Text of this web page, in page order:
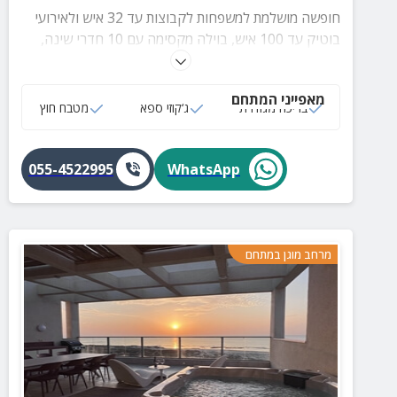
חופשה מושלמת למשפחות לקבוצות עד 32 איש ולאירועי
בוטיק עד 100 איש, בוילה מקסימה עם 10 חדרי שינה,
בריכה מחוממת ומגודרת, ג'קוזי ספא, שולחן סנוקר, מטבח
גדול ל-32 סועדים, טלוויזיה 75 אינץ' ועוד.
מאפייני המתחם
בריכה מגודרת ג‘קוזי ספא מטבח חוץ
WhatsApp
055-4522995
מרחב מוגן במתחם